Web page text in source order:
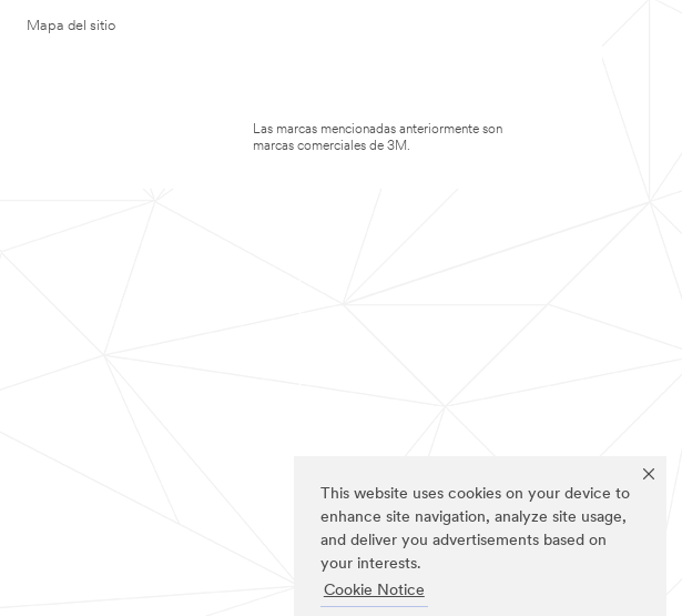
This website uses cookies on your device to
enhance site navigation, analyze site usage,
and deliver you advertisements based on
your interests.
Cookie Notice
Mapa del sitio
Las marcas mencionadas anteriormente son
marcas comerciales de 3M.